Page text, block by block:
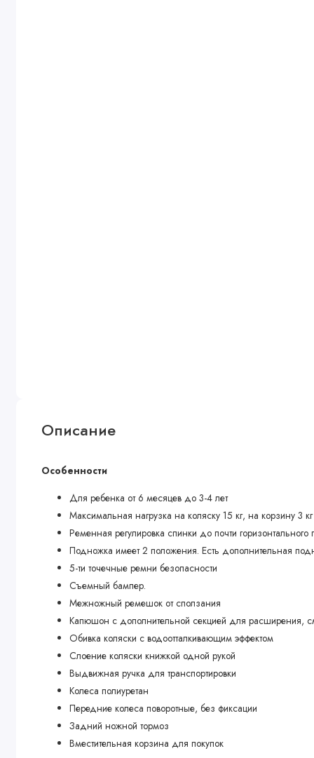
Описание
Особенности
Для ребенка от 6 месяцев до 3-4 лет
Максимальная нагрузка на коляску 15 кг, на корзину 3 кг
Ременная регулировка спинки до почти горизонтального
Подножка имеет 2 положения. Есть дополнительная
5-ти точечные ремни безопасности
Съемный бампер.
Межножный ремешок от сползания
Капюшон с дополнительной секцией для расширения,
Обивка коляски с водоотталкивающим эффектом
Слоение коляски книжкой одной рукой
Выдвижная ручка для транспортировки
Колеса полиуретан
Передние колеса поворотные, без фиксации
Задний ножной тормоз
Вместительная корзина для покупок